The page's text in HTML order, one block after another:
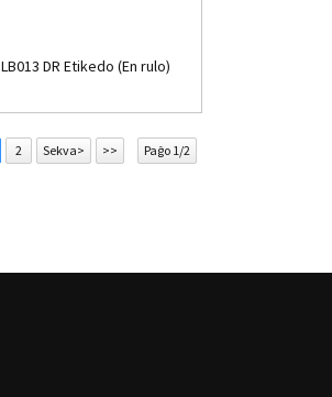
LB013 DR Etikedo (En rulo)
2 Sekva> >> Paĝo 1/2